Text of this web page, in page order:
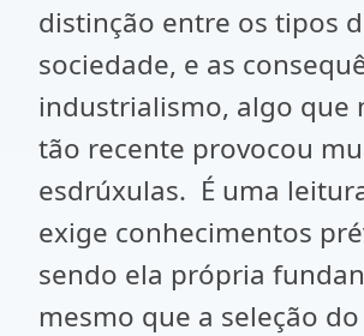
distinção entre os tipos
sociedade, e as
industrialismo, algo que
tão recente provocou
esdrúxulas. É uma
exige conhecimentos
sendo ela própria
mesmo que a seleção